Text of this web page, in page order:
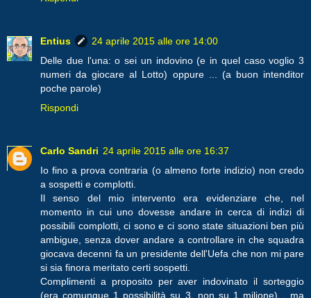
Entius
24 aprile 2015 alle ore 14:00
Delle due l'una: o sei un indovino (e in quel caso voglio 3
numeri da giocare al Lotto) oppure ... (a buon intenditor
poche parole)
Rispondi
Carlo Sandri 24 aprile 2015 alle ore 16:37
Io fino a prova contraria (o almeno forte indizio) non credo
a sospetti e complotti.
Il senso del mio intervento era evidenziare che, nel
momento in cui uno dovesse andare in cerca di indizi di
possibili complotti, ci sono e ci sono state situazioni ben più
ambigue, senza dover andare a controllare in che squadra
giocava decenni fa un presidente dell'Uefa che non mi pare
si sia finora meritato certi sospetti.
Complimenti a proposito per aver indovinato il sorteggio
(era comunque 1 possibilità su 3, non su 1 milione)... ma